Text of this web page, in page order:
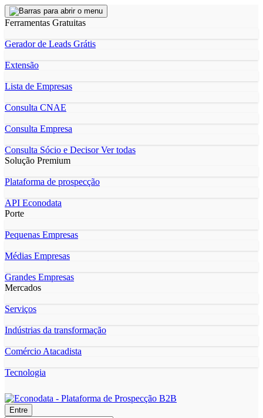
Ferramentas Gratuitas
Gerador de Leads Grátis
Extensão
Lista de Empresas
Consulta CNAE
Consulta Empresa
Consulta Sócio e DecisorVer todas
Solução Premium
Plataforma de prospecção
API Econodata
Porte
Pequenas Empresas
Médias Empresas
Grandes Empresas
Mercados
Serviços
Indústrias da transformação
Comércio Atacadista
Tecnologia
Entre